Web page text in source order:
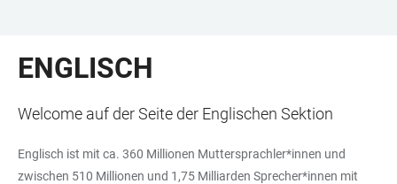
ENGLISCH
Welcome auf der Seite der Englischen Sektion
Englisch ist mit ca. 360 Millionen Muttersprachler*innen und
zwischen 510 Millionen und 1,75 Milliarden Sprecher*innen mit